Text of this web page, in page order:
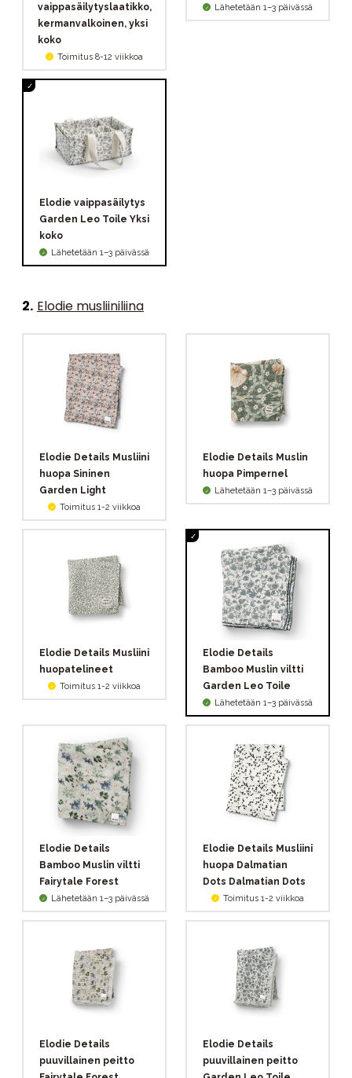
vaippasäilytyslaatikko,
kermanvalkoinen, yksi
koko
Toimitus 8-12 viikkoa
Lähetetään 1–3 päivässä
Elodie vaippasäilytys
Garden Leo Toile Yksi
koko
Lähetetään 1–3 päivässä
2. Elodie musliiniliina
Elodie Details Musliini
huopa Sininen
Garden Light
Toimitus 1-2 viikkoa
Elodie Details Muslin
huopa Pimpernel
Lähetetään 1–3 päivässä
Elodie Details Musliini
huopatelineet
Toimitus 1-2 viikkoa
Elodie Details
Bamboo Muslin viltti
Garden Leo Toile
Lähetetään 1–3 päivässä
Elodie Details
Bamboo Muslin viltti
Fairytale Forest
Lähetetään 1–3 päivässä
Elodie Details Musliini
huopa Dalmatian
Dots Dalmatian Dots
Toimitus 1-2 viikkoa
Elodie Details
puuvillainen peitto
Elodie Details
puuvillainen peitto